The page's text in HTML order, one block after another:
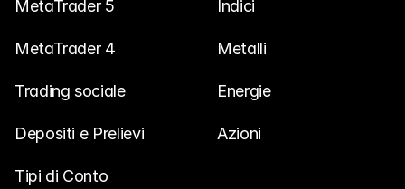
MetaTrader 5
MetaTrader 4
Trading sociale
Depositi e Prelievi
Tipi di Conto
Indici
Metalli
Energie
Azioni